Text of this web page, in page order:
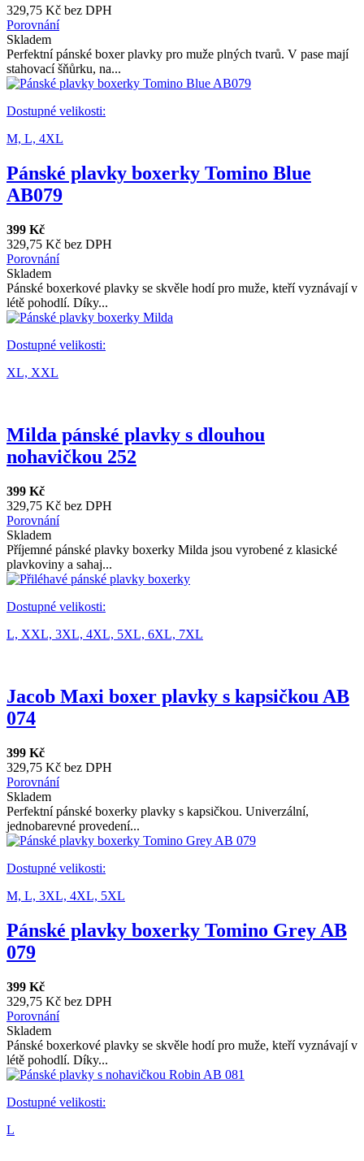
329,75 Kč bez DPH
Porovnání
Skladem
Perfektní pánské boxer plavky pro muže plných tvarů. V pase mají
stahovací šňůrku, na...
Dostupné velikosti:
M, L, 4XL
Pánské plavky boxerky Tomino Blue
AB079
399 Kč
329,75 Kč bez DPH
Porovnání
Skladem
Pánské boxerkové plavky se skvěle hodí pro muže, kteří vyznávají v
létě pohodlí. Díky...
Dostupné velikosti:
XL, XXL
Milda pánské plavky s dlouhou
nohavičkou 252
399 Kč
329,75 Kč bez DPH
Porovnání
Skladem
Příjemné pánské plavky boxerky Milda jsou vyrobené z klasické
plavkoviny a sahaj...
Dostupné velikosti:
L, XXL, 3XL, 4XL, 5XL, 6XL, 7XL
Jacob Maxi boxer plavky s kapsičkou AB
074
399 Kč
329,75 Kč bez DPH
Porovnání
Skladem
Perfektní pánské boxerky plavky s kapsičkou. Univerzální,
jednobarevné provedení...
Dostupné velikosti:
M, L, 3XL, 4XL, 5XL
Pánské plavky boxerky Tomino Grey AB
079
399 Kč
329,75 Kč bez DPH
Porovnání
Skladem
Pánské boxerkové plavky se skvěle hodí pro muže, kteří vyznávají v
létě pohodlí. Díky...
Dostupné velikosti:
L